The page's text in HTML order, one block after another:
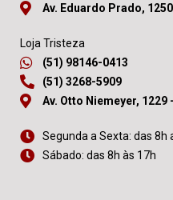
Av. Eduardo Prado,
Loja Tristeza
(51) 98146-0413
(51) 3268-5909
Av. Otto Niemeyer,
Segunda a Sexta: das 8h
Sábado: das 8h às 17h